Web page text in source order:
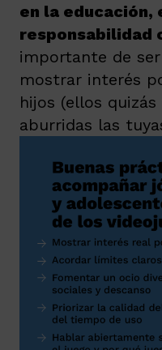
en la educación,
responsabilidad
importante de
mostrar interés
hijos (ellos
aburridas las